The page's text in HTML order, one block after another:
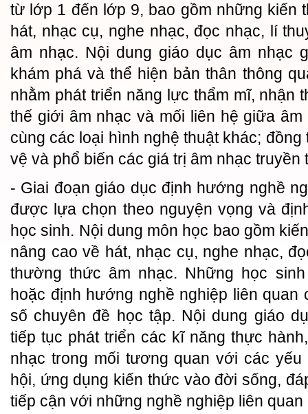
từ lớp 1 đến lớp 9, bao gồm những kiến
hát, nhạc cụ, nghe nhạc, đọc nhạc, lí
âm nhạc. Nội dung giáo dục âm nhạc
khám phá và thể hiện bản thân thông
nhằm phát triển năng lực thẩm mĩ, nhận
thế giới âm nhạc và mối liên hệ giữa
cùng các loại hình nghệ thuật khác;
vệ và phổ biến các giá trị âm nhạc truyền
- Giai đoạn giáo dục định hướng nghề
được lựa chọn theo nguyện vọng và
học sinh. Nội dung môn học bao gồm
nâng cao về hát, nhạc cụ, nghe nhạc,
thường thức âm nhạc. Những học
hoặc định hướng nghề nghiệp liên quan
số chuyên đề học tập. Nội dung giáo
tiếp tục phát triển các kĩ năng thực
nhạc trong mối tương quan với các
hội, ứng dụng kiến thức vào đời sống,
tiếp cận với những nghề nghiệp liên quan